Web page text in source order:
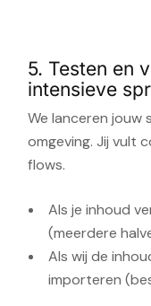
5. Testen en
intensieve
We lanceren jouw
omgeving. Jij vult
flows.
Als je inhoud
(meerdere
Als wij de
importeren